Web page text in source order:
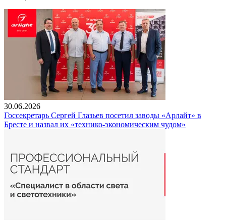
30.06.2026
Госсекретарь Сергей Глазьев посетил заводы «Арлайт» в
Бресте и назвал их «технико-экономическим чудом»